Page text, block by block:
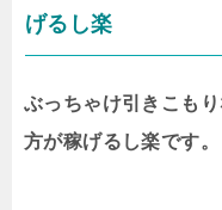
げるし楽
ぶっちゃけ引きこも
方が稼げるし楽です。